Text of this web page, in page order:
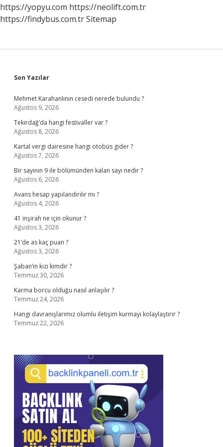
https://yopyu.com https://neolift.com.tr
https://findybus.com.trSitemap
Sidebar
Son Yazılar
Mehmet Karahanlının cesedi nerede bulundu ?
Ağustos 9, 2026
Tekirdağ’da hangi festivaller var ?
Ağustos 8, 2026
Kartal vergi dairesine hangi otobüs gider ?
Ağustos 7, 2026
Bir sayının 9 ile bölümünden kalan sayı nedir ?
Ağustos 6, 2026
Avans hesap yapılandırılır mı ?
Ağustos 4, 2026
41 inşirah ne için okunur ?
Ağustos 3, 2026
21’de as kaç puan ?
Ağustos 3, 2026
Şaban’ın kızı kimdir ?
Temmuz 30, 2026
Karma borcu olduğu nasıl anlaşılır ?
Temmuz 24, 2026
Hangi davranışlarımız olumlu iletişim kurmayı kolaylaştırır ?
Temmuz 22, 2026